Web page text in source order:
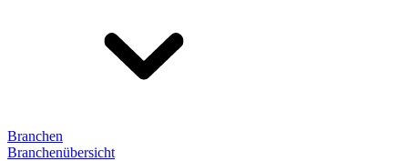
Branchen
Branchenübersicht